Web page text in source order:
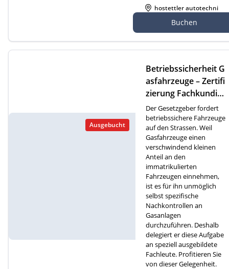
hostettler autotechni
7, 6018 Buttisholz
Buchen
Ausgebucht
Betriebssicherheit G
asfahrzeuge – Zertifi
zierung Fachkundige
für Gasfahrzeuge (D)
Der Gesetzgeber fordert
betriebssichere Fahrzeuge
auf den Strassen. Weil
Gasfahrzeuge einen
verschwindend kleinen
Anteil an den
immatrikulierten
Fahrzeugen einnehmen,
ist es für ihn unmöglich
selbst spezifische
Nachkontrollen an
Gasanlagen
durchzuführen. Deshalb
delegiert er diese Aufgabe
an speziell ausgebildete
Fachleute. Profitieren Sie
von dieser Gelegenheit.